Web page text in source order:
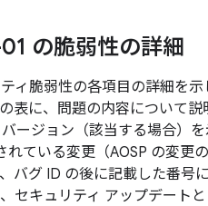
の脆弱性の詳細
ィ脆弱性の各項目の詳細を示
表に、問題の内容について説
ージョン（該当する場合）
ている変更（AOSP の変更
バグ ID の後に記載した番号
セキュリティ アップデートと